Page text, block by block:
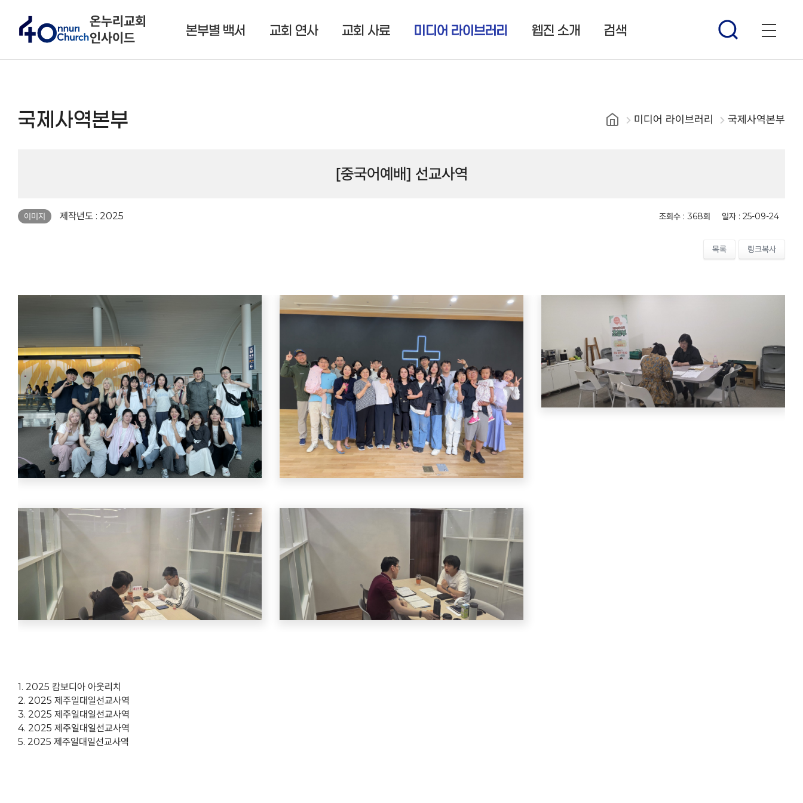
온누리교회
인사이드
본부별 백서 교회 연사 교회 사료 미디어 라이브러리 웹진 소개 검색
국제사역본부 미디어 라이브러리 국제사역본부
[중국어예배] 선교사역
이미지 제작년도 : 2025 조회수 : 368회 일자 : 25-09-24
목록 링크복사
1. 2025 캄보디아 아웃리치
2. 2025 제주일대일선교사역
3. 2025 제주일대일선교사역
4. 2025 제주일대일선교사역
5. 2025 제주일대일선교사역